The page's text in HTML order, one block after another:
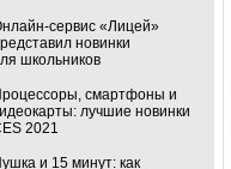
сервис «Лицей»
новинки
школьников
смартфоны и
лучшие новинки
2021
и 15 минут: как